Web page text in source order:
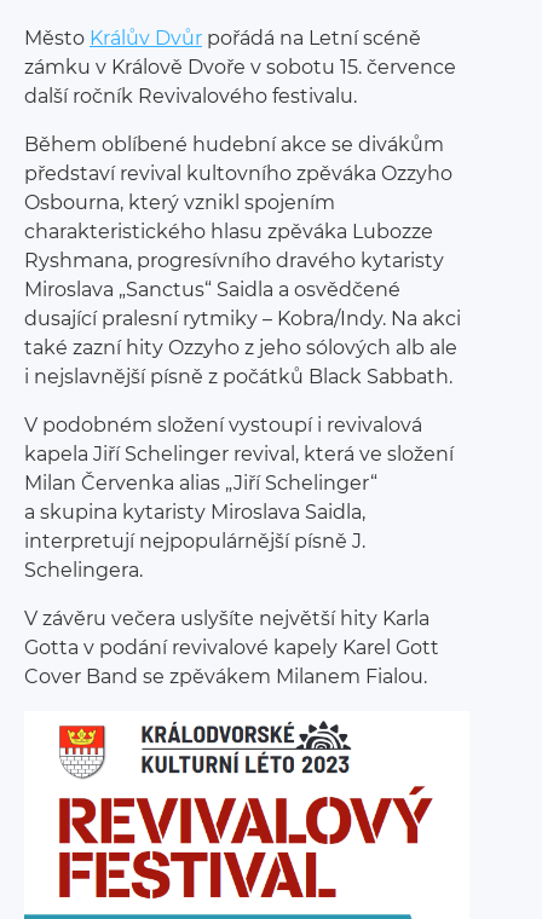
Město Králův Dvůr pořádá na Letní scéně
zámku v Králově Dvoře v sobotu 15. července
další ročník Revivalového festivalu.
Během oblíbené hudební akce se divákům
představí revival kultovního zpěváka Ozzyho
Osbourna, který vznikl spojením
charakteristického hlasu zpěváka Lubozze
Ryshmana, progresívního dravého kytaristy
Miroslava „Sanctus“ Saidla a osvědčené
dusající pralesní rytmiky – Kobra/Indy. Na akci
také zazní hity Ozzyho z jeho sólových alb ale
i nejslavnější písně z počátků Black Sabbath.
V podobném složení vystoupí i revivalová
kapela Jiří Schelinger revival, která ve složení
Milan Červenka alias „Jiří Schelinger“
a skupina kytaristy Miroslava Saidla,
interpretují nejpopulárnější písně J.
Schelingera.
V závěru večera uslyšíte největší hity Karla
Gotta v podání revivalové kapely Karel Gott
Cover Band se zpěvákem Milanem Fialou.